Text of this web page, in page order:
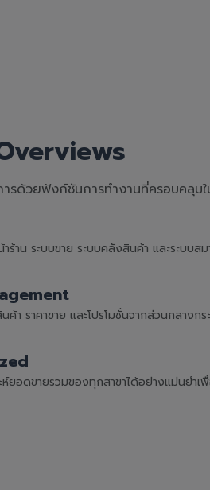
รด้วยฟังก์ชันการทำงานที่ครอบคลุม
าร้าน ระบบขาย ระบบคลังสินค้า และระบบส
ค้า ราคาขาย และโปรโมชั่นจากส่วนกลางกร
ห์ยอดขายรวมของทุกสาขาได้อย่างแม่นยำเ